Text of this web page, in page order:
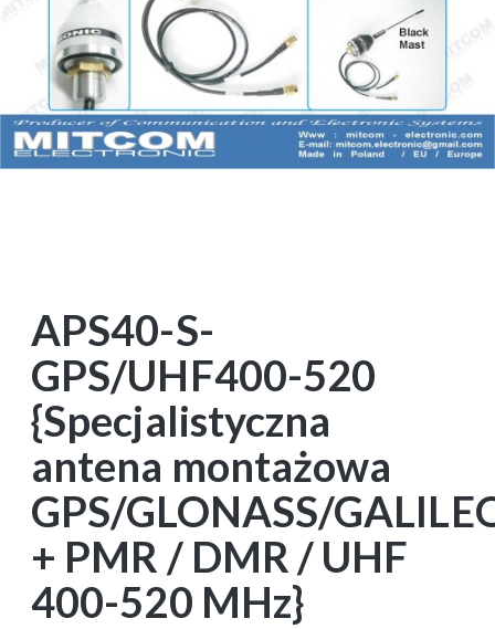
APS40-S-
GPS/UHF400-520
{Specjalistyczna
antena montażowa
GPS/GLONASS/
+ PMR / DMR / UHF
400-520 MHz}